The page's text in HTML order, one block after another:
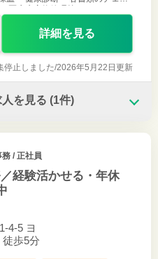
詳細を見る
停止しました/2026年5月22日更新
を見る (1件)
/ 正社員
経験活かせる・年休
4-5 ヨ
歩5分